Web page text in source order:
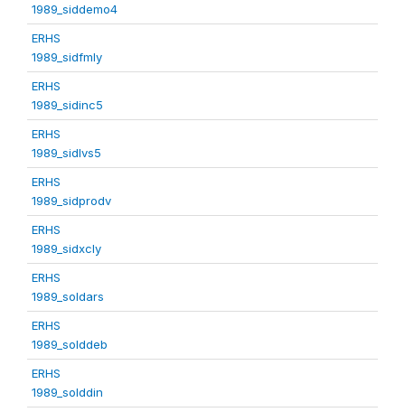
1989_siddemo4
ERHS
1989_sidfmly
ERHS
1989_sidinc5
ERHS
1989_sidlvs5
ERHS
1989_sidprodv
ERHS
1989_sidxcly
ERHS
1989_soldars
ERHS
1989_solddeb
ERHS
1989_solddin